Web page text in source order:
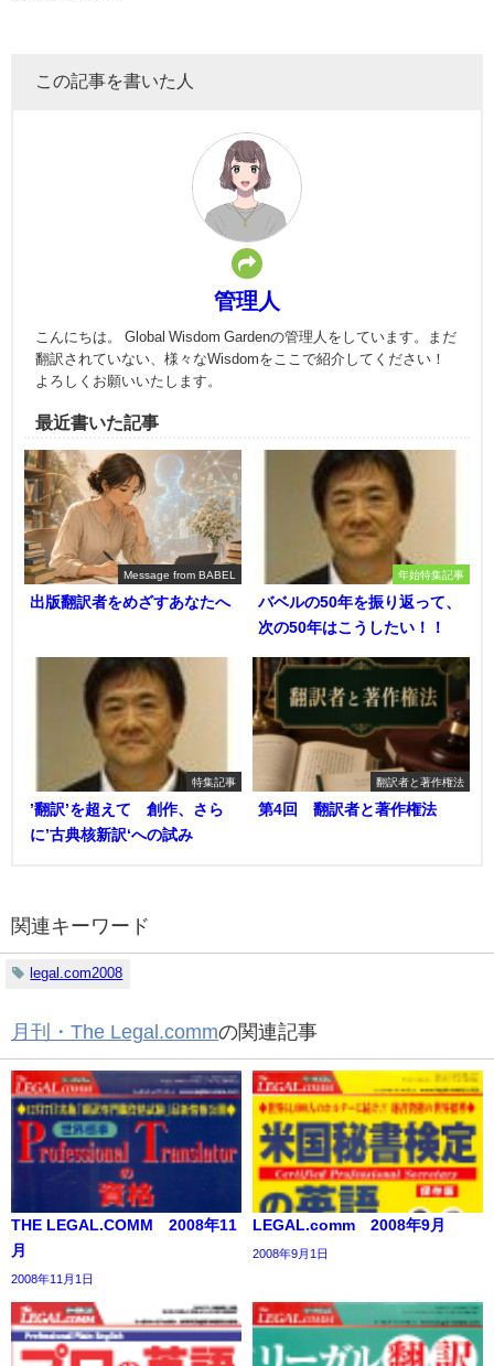
この記事を書いた人
管理人
こんにちは。 Global Wisdom Gardenの管理人をしています。まだ
翻訳されていない、様々なWisdomをここで紹介してください！
よろしくお願いいたします。
最近書いた記事
Message from BABEL
出版翻訳者をめざすあなたへ
年始特集記事
バベルの50年を振り返って、
次の50年はこうしたい！！
特集記事
’翻訳’を超えて 創作、さら
に’古典核新訳‘への試み
翻訳者と著作権法
第4回 翻訳者と著作権法
関連キーワード
legal.com2008
月刊・The Legal.commの関連記事
THE LEGAL.COMM 2008年11
月
2008年11月1日
LEGAL.comm 2008年9月
2008年9月1日